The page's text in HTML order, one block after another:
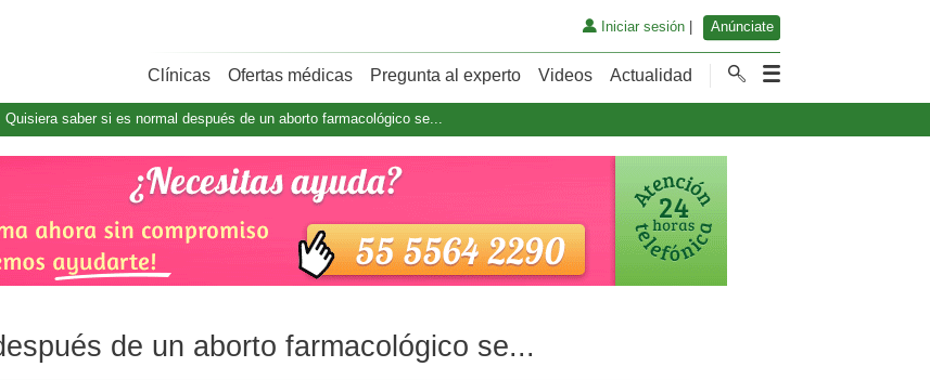
Iniciar sesión| Anúnciate
Clínicas Ofertas médicas Pregunta al experto Videos Actualidad
Quisiera saber si es normal después de un aborto farmacológico se...
de un aborto farmacológico se...